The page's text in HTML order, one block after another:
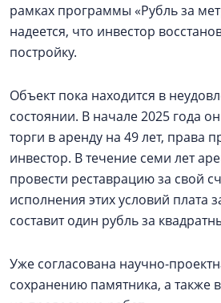
рамках программы «Рубль за
надеется, что инвестор
постройку.
Объект пока находится в
состоянии. В начале 2025 года
торги в аренду на 49 лет, права
инвестор. В течение семи лет
провести реставрацию за свой
исполнения этих условий плата
составит один рубль за
Уже согласована научно-
сохранению памятника, а также